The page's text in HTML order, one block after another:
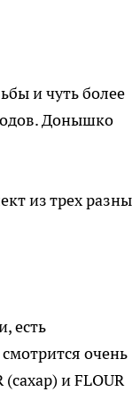
и чуть более
Донышко
из трех
есть
очень
и FLOUR